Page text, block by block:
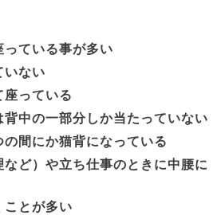
ている事が多い
いない
座っている
中の一部分しか当たっていない
間にか猫背になっている
ど）や立ち仕事のときに中腰に
ことが多い